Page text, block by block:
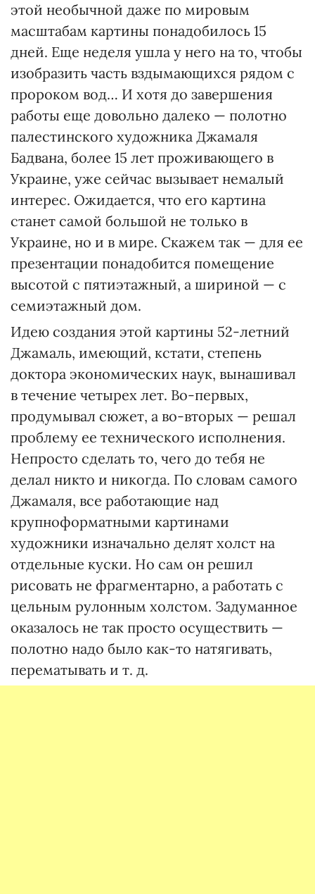
этой необычной даже по мировым
масштабам картины понадобилось 15
дней. Еще неделя ушла у него на то, чтобы
изобразить часть вздымающихся рядом с
пророком вод… И хотя до завершения
работы еще довольно далеко — полотно
палестинского художника Джамаля
Бадвана, более 15 лет проживающего в
Украине, уже сейчас вызывает немалый
интерес. Ожидается, что его картина
станет самой большой не только в
Украине, но и в мире. Скажем так — для ее
презентации понадобится помещение
высотой с пятиэтажный, а шириной — с
семиэтажный дом.
Идею создания этой картины 52-летний
Джамаль, имеющий, кстати, степень
доктора экономических наук, вынашивал
в течение четырех лет. Во-первых,
продумывал сюжет, а во-вторых — решал
проблему ее технического исполнения.
Непросто сделать то, чего до тебя не
делал никто и никогда. По словам самого
Джамаля, все работающие над
крупноформатными картинами
художники изначально делят холст на
отдельные куски. Но сам он решил
рисовать не фрагментарно, а работать с
цельным рулонным холстом. Задуманное
оказалось не так просто осуществить —
полотно надо было как-то натягивать,
перематывать и т. д.